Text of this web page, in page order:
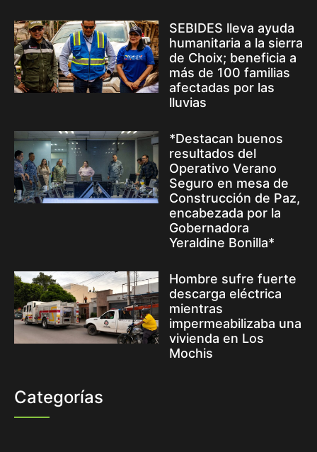
SEBIDES lleva ayuda
humanitaria a la sierra
de Choix; beneficia a
más de 100 familias
afectadas por las
lluvias
*Destacan buenos
resultados del
Operativo Verano
Seguro en mesa de
Construcción de Paz,
encabezada por la
Gobernadora
Yeraldine Bonilla*
Hombre sufre fuerte
descarga eléctrica
mientras
impermeabilizaba una
vivienda en Los
Mochis
Categorías